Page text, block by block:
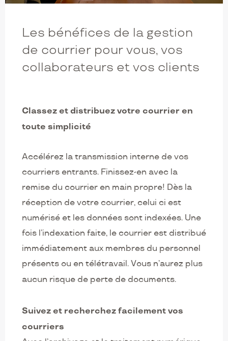
Les bénéfices de la gestion
de courrier pour vous, vos
collaborateurs et vos clients
Classez et distribuez votre courrier en
toute simplicité
Accélérez la transmission interne de vos
courriers entrants. Finissez-en avec la
remise du courrier en main propre! Dès la
réception de votre courrier, celui ci est
numérisé et les données sont indexées. Une
fois l’indexation faite, le courrier est distribué
immédiatement aux membres du personnel
présents ou en télétravail. Vous n’aurez plus
aucun risque de perte de documents.
Suivez et recherchez facilement vos
courriers